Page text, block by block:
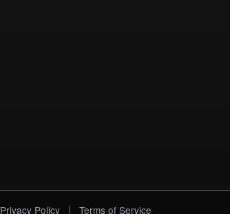
Privacy Policy | Terms of Service